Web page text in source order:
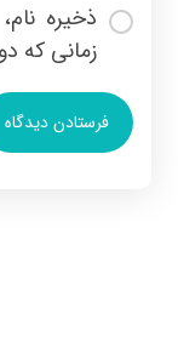
ذخیره
زمانی که